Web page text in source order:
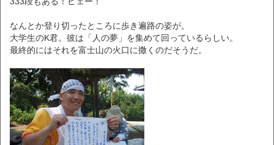
なんとか登り切ったところに歩き遍路の姿が。
大学生のK君。彼は「人の夢」を集めて回っているらしい。
最終的にはそれを富士山の火口に撒くのだそうだ。